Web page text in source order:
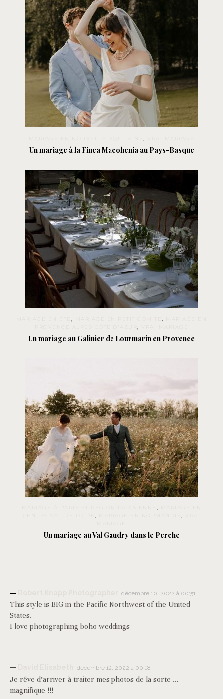
MARIAGE EN NOUVELLE-AQUITAINE,
Un mariage à la Finca Macohenia au Pays-Basque
, MARIAGE EN PETIT COMITÉ,
,
Un mariage au Galinier de Lourmarin en Provence
,
CENTRE VAL DE LOIRE, MARIAGE EN NORMANDIE,
Un mariage au Val Gaudry dans le Perche
décembre 10, 2022 à 00:51
This style is BIG in the Pacific Northwest of the United
States.
I love photographing boho weddings
décembre 12, 2022 à 00:18
Je rêve d’arriver à traiter mes photos de la sorte …
magnifique !!!